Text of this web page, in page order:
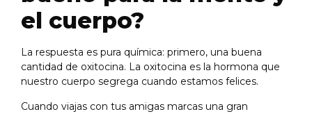
el cuerpo?
La respuesta es pura química: primero, una buena
cantidad de oxitocina. La oxitocina es la hormona que
nuestro cuerpo segrega cuando estamos felices.
Cuando viajas con tus amigas marcas una gran